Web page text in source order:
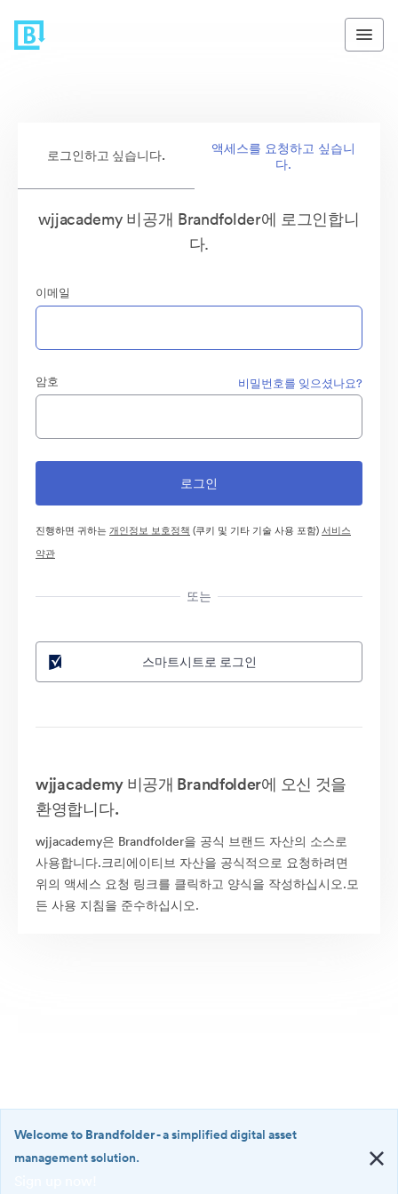
로그인하고 싶습니다.
액세스를 요청하고 싶습니
다.
wjjacademy 비공개 Brandfolder에 로그인합니
다.
이메일
암호 비밀번호를 잊으셨나요?
진행하면 귀하는개인정보 보호정책 (쿠키 및 기타 기술 사용 포함)서비스
약관
또는
스마트시트로 로그인
wjjacademy 비공개 Brandfolder에 오신 것을
환영합니다.
wjjacademy은 Brandfolder을 공식 브랜드 자산의 소스로
사용합니다.크리에이티브 자산을 공식적으로 요청하려면
위의 액세스 요청 링크를 클릭하고 양식을 작성하십시오.모
든 사용 지침을 준수하십시오.
Welcome to Brandfolder- a simplified digital asset
management solution.